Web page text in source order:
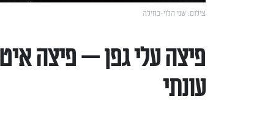
צילום: שני הלוי-כחילה
פיצה עלי גפן — פיצה
עונתי